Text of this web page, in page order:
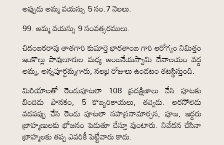
అప్పుడు అమ్మ వయస్సు 5 సం.7 నెలలు.
99. అమ్మ వయస్సు 9 సంవత్సరములు.
చిదంబరరావు తాతగారి కుమార్తె భారతాంబ గారి ఆరోగ్యం నిమిత్తం
ఇంకొల్లు పావులూరుల మధ్య అంజనేయస్వామి దేవాలయం వద్ద
అమ్మ, అన్నపూర్ణమ్మగారు, నలభై రోజులు ఉండటం తటస్థిస్తుంది.
మిరియాలతో రెండుపూటలా 108 ప్రదక్షిణాలు చేసి పూటకు
బిందెడు పానకం, 5 కొబ్బరికాయలు, తవ్వెడు. అరసోలెడు
వడపప్పు చేసి రెండు పూటలా సహస్రనామార్చన, పూజ, ఇద్దరు
బ్రాహ్మణులకు భోజనం పెడుతూ చేస్తూ వుంటారు. నివేదన చేసినా
బ్రాహ్మలకు తప్ప ఎవరికీ పెట్టేవారు కాదు.